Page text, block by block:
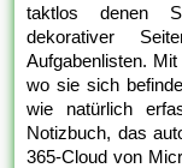
taktlos denen
dekorativer
Aufgabenlisten.
wo sie sich
wie natürlich
Notizbuch, das
365-Cloud von